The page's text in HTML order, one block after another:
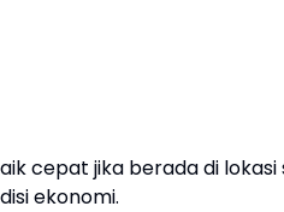
cepat jika berada di
ekonomi.